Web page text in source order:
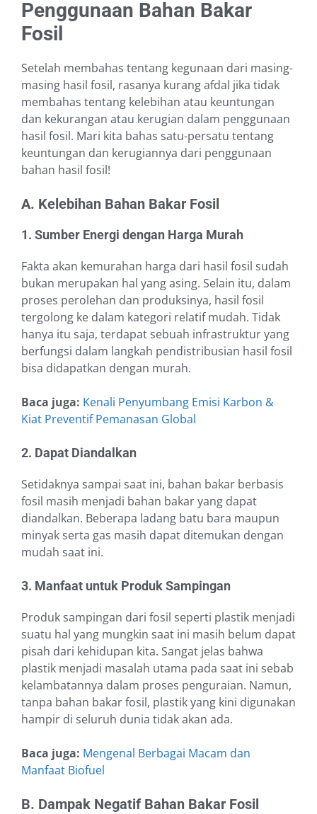
Penggunaan Bahan Bakar
Fosil
Setelah membahas tentang kegunaan dari masing-
masing hasil fosil, rasanya kurang afdal jika tidak
membahas tentang kelebihan atau keuntungan
dan kekurangan atau kerugian dalam penggunaan
hasil fosil. Mari kita bahas satu-persatu tentang
keuntungan dan kerugiannya dari penggunaan
bahan hasil fosil!
A. Kelebihan Bahan Bakar Fosil
1. Sumber Energi dengan Harga Murah
Fakta akan kemurahan harga dari hasil fosil sudah
bukan merupakan hal yang asing. Selain itu, dalam
proses perolehan dan produksinya, hasil fosil
tergolong ke dalam kategori relatif mudah. Tidak
hanya itu saja, terdapat sebuah infrastruktur yang
berfungsi dalam langkah pendistribusian hasil fosil
bisa didapatkan dengan murah.
Baca juga: Kenali Penyumbang Emisi Karbon &
Kiat Preventif Pemanasan Global
2. Dapat Diandalkan
Setidaknya sampai saat ini, bahan bakar berbasis
fosil masih menjadi bahan bakar yang dapat
diandalkan. Beberapa ladang batu bara maupun
minyak serta gas masih dapat ditemukan dengan
mudah saat ini.
3. Manfaat untuk Produk Sampingan
Produk sampingan dari fosil seperti plastik menjadi
suatu hal yang mungkin saat ini masih belum dapat
pisah dari kehidupan kita. Sangat jelas bahwa
plastik menjadi masalah utama pada saat ini sebab
kelambatannya dalam proses penguraian. Namun,
tanpa bahan bakar fosil, plastik yang kini digunakan
hampir di seluruh dunia tidak akan ada.
Baca juga: Mengenal Berbagai Macam dan
Manfaat Biofuel
B. Dampak Negatif Bahan Bakar Fosil